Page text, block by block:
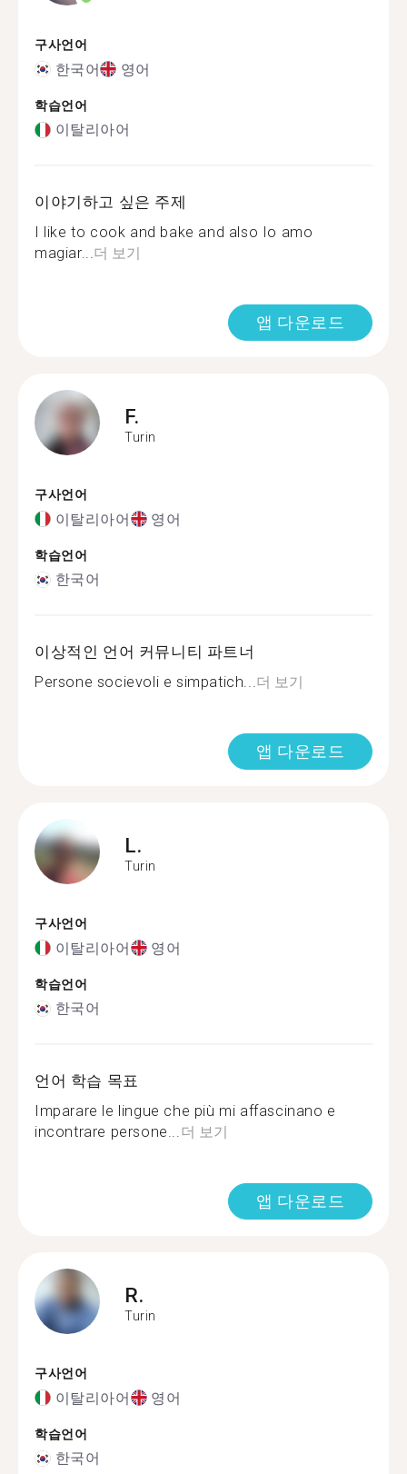
구사언어
한국어 영어
학습언어
이탈리아어
이야기하고 싶은 주제
I like to cook and bake and also Io amo
magiar...더 보기
앱 다운로드
F.
Turin
구사언어
이탈리아어 영어
학습언어
한국어
이상적인 언어 커뮤니티 파트너
Persone socievoli e simpatich...더 보기
앱 다운로드
L.
Turin
구사언어
이탈리아어 영어
학습언어
한국어
언어 학습 목표
Imparare le lingue che più mi affascinano e
incontrare persone...더 보기
앱 다운로드
R.
Turin
구사언어
이탈리아어 영어
학습언어
한국어